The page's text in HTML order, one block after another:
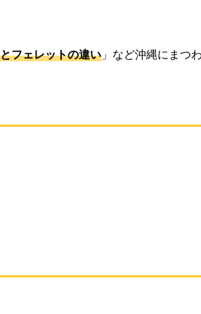
フェレットの違い 」など沖縄にまつ